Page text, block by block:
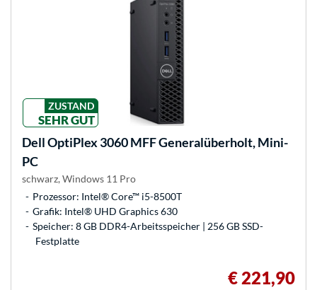
ZUSTAND
SEHR GUT
DellOptiPlex 3060 MFF Generalüberholt, Mini-
PC
schwarz, Windows 11 Pro
Prozessor: Intel® Core™ i5-8500T
Grafik: Intel® UHD Graphics 630
Speicher: 8 GB DDR4-Arbeitsspeicher | 256 GB SSD-
Festplatte
€ 221,90